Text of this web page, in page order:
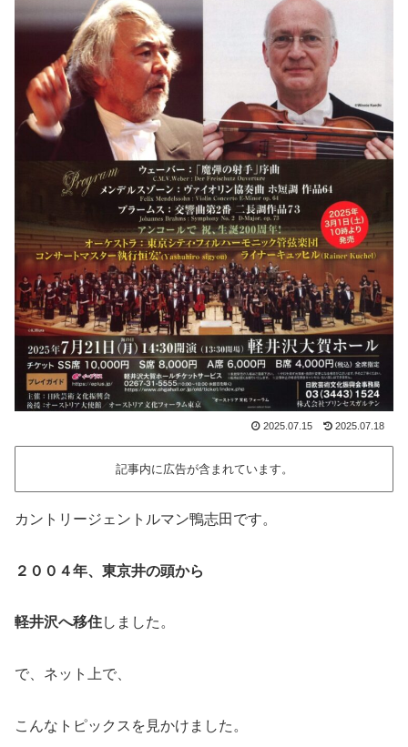
2025.07.15 2025.07.18
記事内に広告が含まれています。
カントリージェントルマン鴨志田です。
２００４年、東京井の頭から
軽井沢へ移住しました。
で、ネット上で、
こんなトピックスを見かけました。